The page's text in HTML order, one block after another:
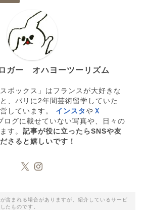
ガー オハヨーツーリズム
ボックス」はフランスが大好きな
、パリに2年間芸術留学していた
しています。 インスタ や Ｘ
ログに載せていない写真や、日々の
す。 記事が役に立ったらSNSや友
さると嬉しいです！
含まれる場合がありますが、紹介しているサービ
たものです。